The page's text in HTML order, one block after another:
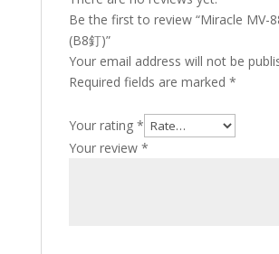
Be the first to review “Miracle MV-
(B8釘)”
Your email address will not be
Required fields are marked *
Your rating *
Your review *